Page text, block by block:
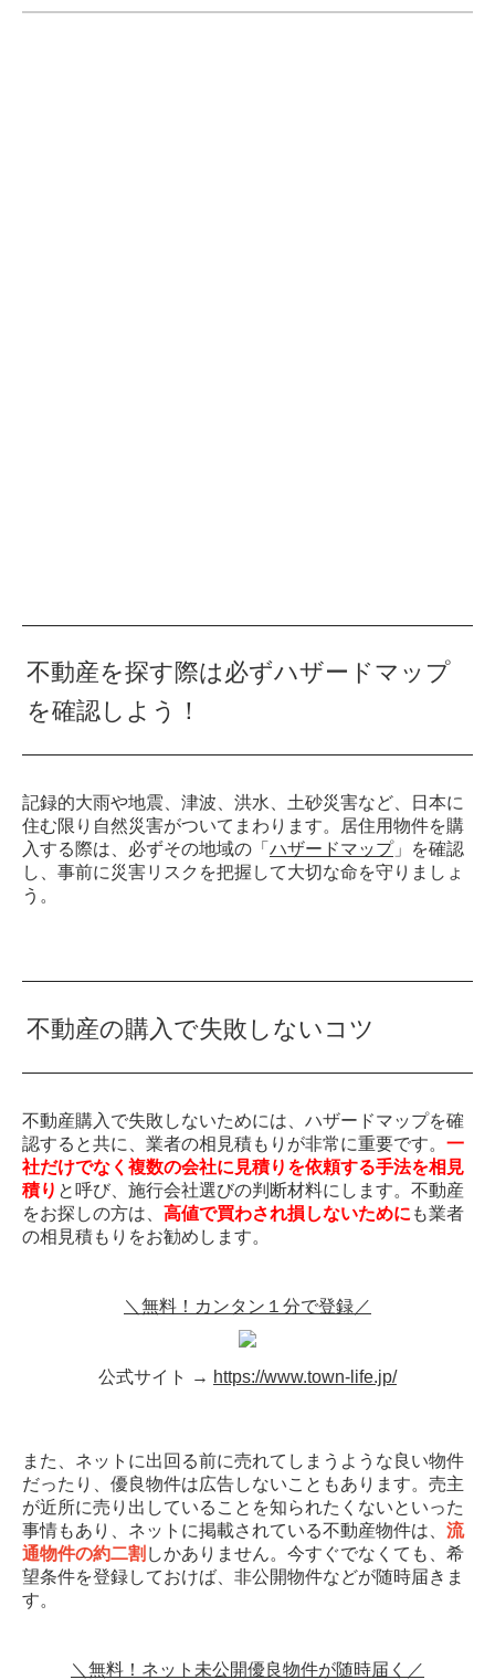
不動産を探す際は必ずハザードマップ
を確認しよう！
記録的大雨や地震、津波、洪水、土砂災害など、日本に
住む限り自然災害がついてまわります。居住用物件を購
入する際は、必ずその地域の「 ハザードマップ」を確認
し、事前に災害リスクを把握して大切な命を守りましょ
う。
不動産の購入で失敗しないコツ
不動産購入で失敗しないためには、ハザードマップを確
認すると共に、業者の相見積もりが非常に重要です。 一
社だけでなく複数の会社に見積りを依頼する手法を相見
積り と呼び、施行会社選びの判断材料にします。不動産
をお探しの方は、 高値で買わされ損しないために も業者
の相見積もりをお勧めします。
＼無料！カンタン１分で登録／
公式サイト → https://www.town-life.jp/
また、ネットに出回る前に売れてしまうような良い物件
だったり、優良物件は広告しないこともあります。売主
が近所に売り出していることを知られたくないといった
事情もあり、ネットに掲載されている不動産物件は、 流
通物件の約二割 しかありません。今すぐでなくても、希
望条件を登録しておけば、非公開物件などが随時届きま
す。
＼無料！ネット未公開優良物件が随時届く／